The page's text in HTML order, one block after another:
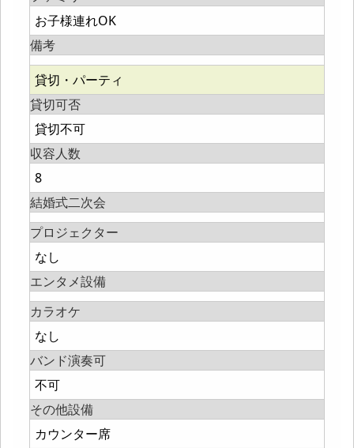
お子様連れOK
備考
貸切・パーティ
貸切可否
貸切不可
収容人数
8
結婚式二次会
プロジェクター
なし
エンタメ設備
カラオケ
なし
バンド演奏可
不可
その他設備
カウンター席